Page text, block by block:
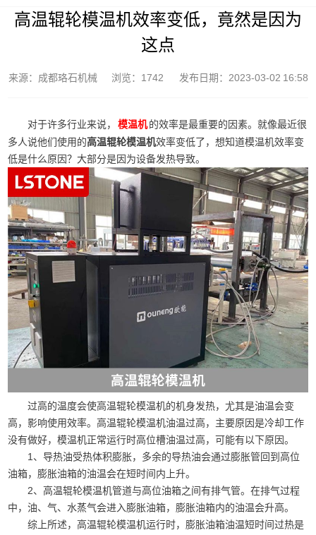
高温辊轮模温机效率变低，竟然是因为
这点
来源：成都珞石机械 浏览：1742 发布日期：2023-03-02 16:58
对于许多行业来说， 模温机的效率是最重要的因素。就像最近很
多人说他们使用的高温辊轮模温机效率变低了，想知道模温机效率变
低是什么原因？大部分是因为设备发热导致。
过高的温度会使高温辊轮模温机的机身发热，尤其是油温会变
高，影响使用效率。高温辊轮模温机油温过高，主要原因是冷却工作
没有做好，模温机正常运行时高位槽油温过高，可能有以下原因。
1、导热油受热体积膨胀，多余的导热油会通过膨胀管回到高位
油箱，膨胀油箱的油温会在短时间内上升。
2、高温辊轮模温机管道与高位油箱之间有排气管。在排气过程
中，油、气、水蒸气会进入膨胀油箱，膨胀油箱内的油温会升高。
综上所述，高温辊轮模温机运行时，膨胀油箱油温短时间过热是